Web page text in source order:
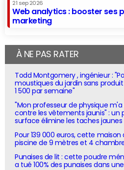
21 sep 2026
Web analytics : booster ses
marketing
À NE PAS RATER
Todd Montgomery , ingénieur :
moustiques du jardin sans
1 500 par semaine"
"Mon professeur de physique
contre les vêtements jaunis" : un
surface élimine les taches jaunes
Pour 139 000 euros, cette
piscine de 9 mètres et 4
Punaises de lit : cette poudre
a tué 100% des punaises dans